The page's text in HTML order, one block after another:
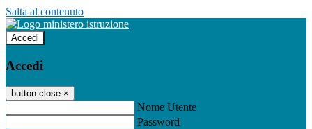
Salta al contenuto
Accedi
Accedi
button close ×
Nome Utente
Password